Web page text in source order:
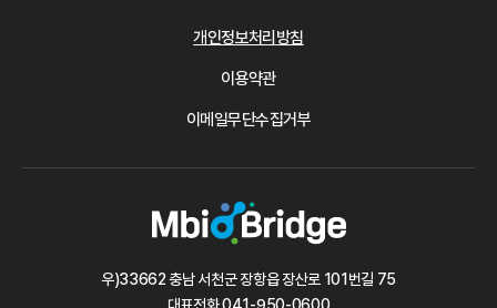
개인정보처리방침
이용약관
이메일무단수집거부
우)33662 충남 서천군 장항읍 장산로 101번길 75
대표전화041-950-0600